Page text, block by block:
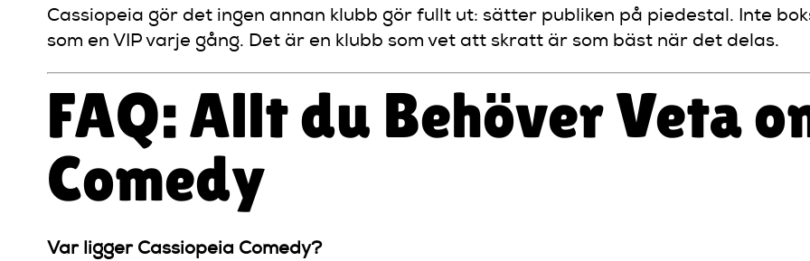
Cassiopeia gör det ingen annan klubb gör fullt ut: sätter publiken på piedestal. Inte
som en VIP varje gång. Det är en klubb som vet att skratt är som bäst när det delas.
FAQ: Allt du Behöver Veta
Comedy
Var ligger Cassiopeia Comedy?